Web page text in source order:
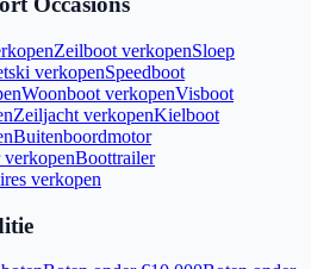
Zeilboot verkopenSloep
verkopenSpeedboot
Woonboot verkopenVisboot
Zeiljacht verkopenKielboot
Buitenboordmotor
Boottrailer
verkopen